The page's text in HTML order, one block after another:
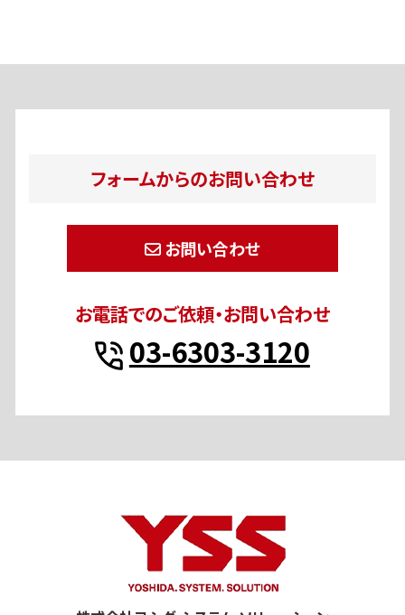
フォームからのお問い合わせ
お問い合わせ
お電話でのご依頼・お問い合わせ
03-6303-3120